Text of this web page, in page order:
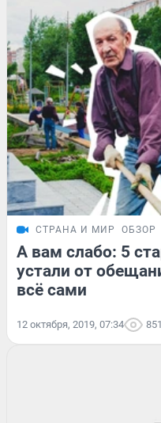
СТРАНА И МИР ОБЗОР
А вам слабо: 5
устали от
всё сами
12 октября, 2019, 07:34 851